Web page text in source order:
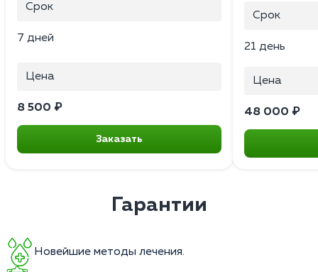
Срок
7 дней
Цена
8 500 ₽
Заказать
Срок
21 день
Цена
48 000 ₽
Гарантии
Новейшие методы лечения.